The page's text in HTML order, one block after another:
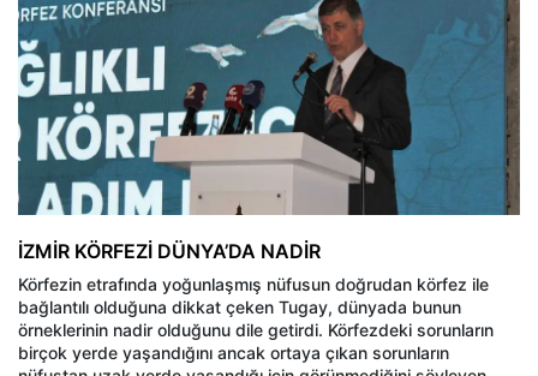
İZMİR KÖRFEZİ DÜNYA’DA NADİR
Körfezin etrafında yoğunlaşmış nüfusun doğrudan körfez ile
bağlantılı olduğuna dikkat çeken Tugay, dünyada bunun
örneklerinin nadir olduğunu dile getirdi. Körfezdeki sorunların
birçok yerde yaşandığını ancak ortaya çıkan sorunların